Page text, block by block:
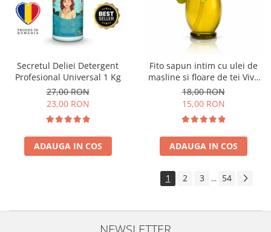
Secretul Deliei Detergent
Profesional Universal 1 Kg
27,00 RON
23,00 RON
ADAUGA IN COS
Fito sapun intim cu ulei de
masline si floare de tei Viva
Oliva 400 ml
18,00 RON
15,00 RON
ADAUGA IN COS
1 2 3 ... 54